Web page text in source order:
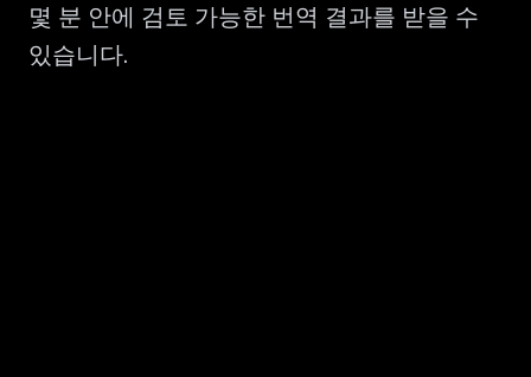
몇 분 안에 검토 가능한 번역 결과를 받을 수
있습니다.